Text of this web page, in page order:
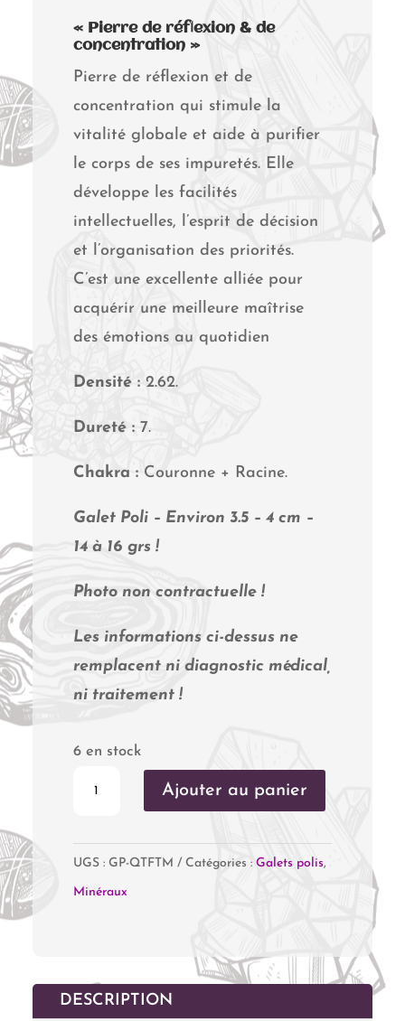
« Pierre de réflexion & de
concentration »
Pierre de réflexion et de
concentration qui stimule la
vitalité globale et aide à purifier
le corps de ses impuretés. Elle
développe les facilités
intellectuelles, l’esprit de décision
et l’organisation des priorités.
C’est une excellente alliée pour
acquérir une meilleure maîtrise
des émotions au quotidien
Densité :2.62.
Dureté :7.
Chakra :Couronne + Racine.
Galet Poli – Environ 3.5 – 4 cm –
14 à 16 grs !
Photo non contractuelle !
Les informations ci-dessus ne
remplacent ni diagnostic médical,
ni traitement !
6 en stock
Fantôme
Ajouter au panier
UGS : GP-QTFTM Catégories : Galets polis,
Minéraux
DESCRIPTION